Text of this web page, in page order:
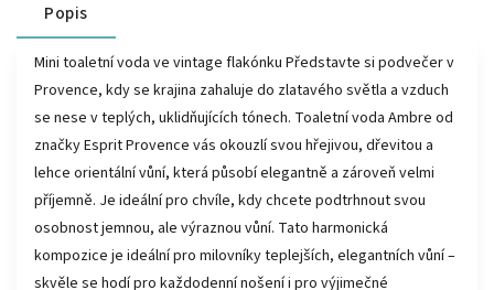
Popis
Mini toaletní voda ve vintage flakónku Představte si podvečer v
Provence, kdy se krajina zahaluje do zlatavého světla a vzduch
se nese v teplých, uklidňujících tónech. Toaletní voda Ambre od
značky Esprit Provence vás okouzlí svou hřejivou, dřevitou a
lehce orientální vůní, která působí elegantně a zároveň velmi
příjemně. Je ideální pro chvíle, kdy chcete podtrhnout svou
osobnost jemnou, ale výraznou vůní. Tato harmonická
kompozice je ideální pro milovníky teplejších, elegantních vůní –
skvěle se hodí pro každodenní nošení i pro výjimečné